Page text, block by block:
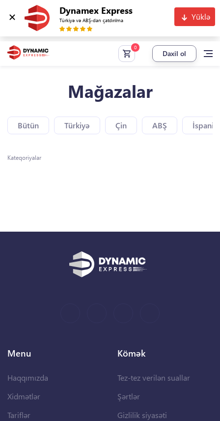
Dynamex Express
Türkiyə və ABŞ-dan çatdırılma Yüklə
Daxil ol
Mağazalar
Bütün Türkiyə Çin ABŞ
Kateqoriyalar
Menu
Haqqımızda
Xidmətlər
Tariflər
Kömək
Tez-tez verilən suallar
Şərtlər
Gizlilik siyasəti